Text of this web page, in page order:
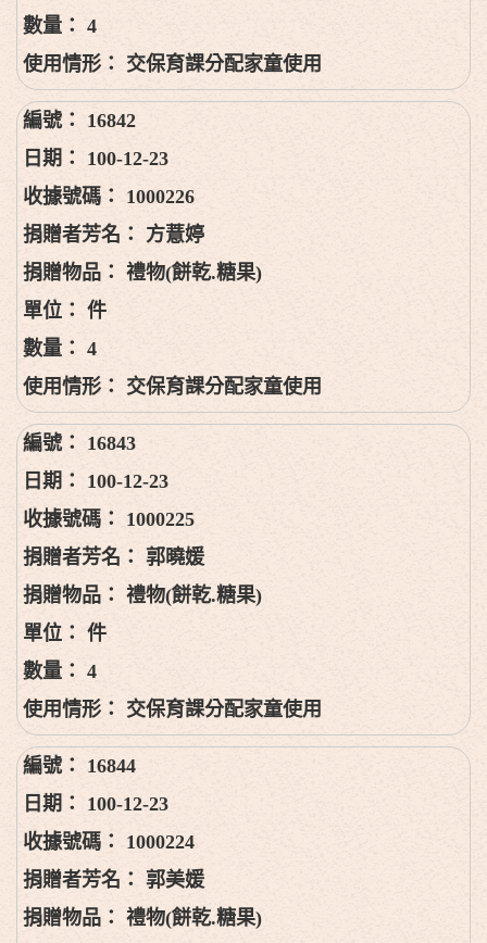
4
交保育課分配家童使用
16842
100-12-23
1000226
方薏婷
禮物(餅乾.糖果)
件
4
交保育課分配家童使用
16843
100-12-23
1000225
郭曉媛
禮物(餅乾.糖果)
件
4
交保育課分配家童使用
16844
100-12-23
1000224
郭美媛
禮物(餅乾.糖果)